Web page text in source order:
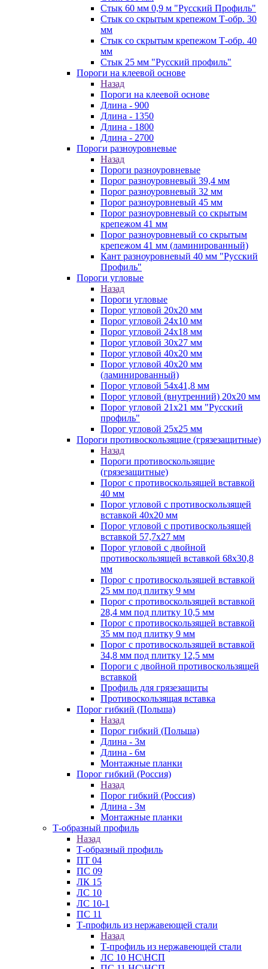
Стык 60 мм 0,9 м "Русский Профиль"
Стык со скрытым крепежом Т-обр. 30
мм
Стык со скрытым крепежом Т-обр. 40
мм
Стык 25 мм "Русский профиль"
Пороги на клеевой основе
Назад
Пороги на клеевой основе
Длина - 900
Длина - 1350
Длина - 1800
Длина - 2700
Пороги разноуровневые
Назад
Пороги разноуровневые
Порог разноуровневый 39,4 мм
Порог разноуровневый 32 мм
Порог разноуровневый 45 мм
Порог разноуровневый со скрытым
крепежом 41 мм
Порог разноуровневый со скрытым
крепежом 41 мм (ламинированный)
Кант разноуровневый 40 мм "Русский
Профиль"
Пороги угловые
Назад
Пороги угловые
Порог угловой 20х20 мм
Порог угловой 24х10 мм
Порог угловой 24х18 мм
Порог угловой 30х27 мм
Порог угловой 40х20 мм
Порог угловой 40х20 мм
(ламинированный)
Порог угловой 54х41,8 мм
Порог угловой (внутренний) 20х20 мм
Порог угловой 21х21 мм "Русский
профиль"
Порог угловой 25х25 мм
Пороги противоскользящие (грязезащитные)
Назад
Пороги противоскользящие
(грязезащитные)
Порог с противоскользящей вставкой
40 мм
Порог угловой с противоскользящей
вставкой 40х20 мм
Порог угловой с противоскользящей
вставкой 57,7х27 мм
Порог угловой с двойной
противоскользящей вставкой 68х30,8
мм
Порог с противоскользящей вставкой
25 мм под плитку 9 мм
Порог с противоскользящей вставкой
28,4 мм под плитку 10,5 мм
Порог с противоскользящей вставкой
35 мм под плитку 9 мм
Порог с противоскользящей вставкой
34,8 мм под плитку 12,5 мм
Пороги с двойной противоскользящей
вставкой
Профиль для грязезащиты
Противоскользящая вставка
Порог гибкий (Польша)
Назад
Порог гибкий (Польша)
Длина - 3м
Длина - 6м
Монтажные планки
Порог гибкий (Россия)
Назад
Порог гибкий (Россия)
Длина - 3м
Монтажные планки
Т-образный профиль
Назад
Т-образный профиль
ПТ 04
ПС 09
ЛК 15
ЛС 10
ЛС 10-1
ПС 11
Т-профиль из нержавеющей стали
Назад
Т-профиль из нержавеющей стали
ЛС 10 НС\НСП